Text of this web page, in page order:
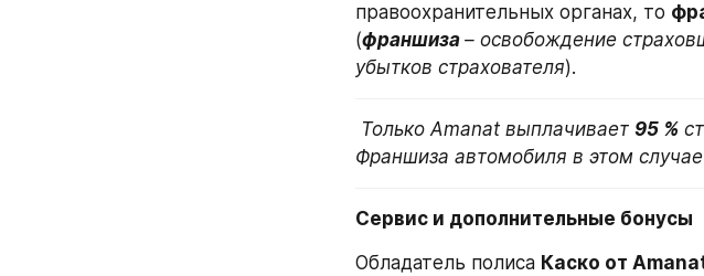
правоохранительных органах, то
(франшиза – освобождение
убытков страхователя).
Только Amanat выплачивает 95 %
Франшиза автомобиля в этом случае
Сервис и дополнительные бонусы
Обладатель полиса Каско от